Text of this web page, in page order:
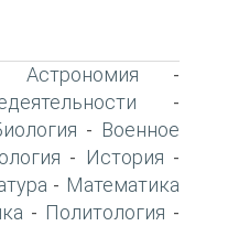
Астрономия -
-
- Военное
- История -
- Математика
- Политология -